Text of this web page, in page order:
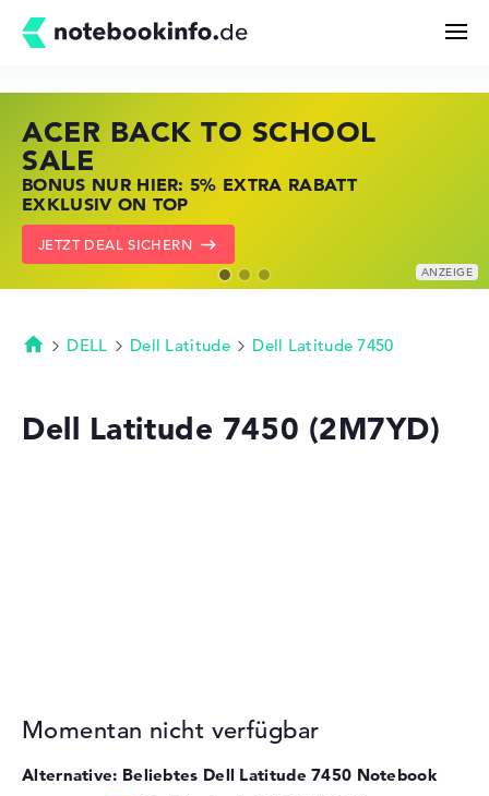
Kaufberatung
Technik & Wissen
Deals
ACER BACK TO SCHOOL
SALE
BONUS NUR HIER: 5% EXTRA RABATT
EXKLUSIV ON TOP
JETZT DEAL SICHERN
HP STORE SSV DEALS
JETZT ZUGREIFEN: NOTEBOOKS BEI HP
KRÄFTIG REDUZIERT
ZU DEN HP ANGEBOTEN
LENOVO LAPTOP DEALS
NOTEBOOKS BEI LENOVO JETZT
KRÄFTIG REDUZIERT
LENOVO DEALS ZEIGEN
Startseite
DELL Dell Latitude Dell Latitude 7450
Dell Latitude 7450 (2M7YD)
Momentan nicht verfügbar
Alternative: Beliebtes Dell Latitude 7450 Notebook